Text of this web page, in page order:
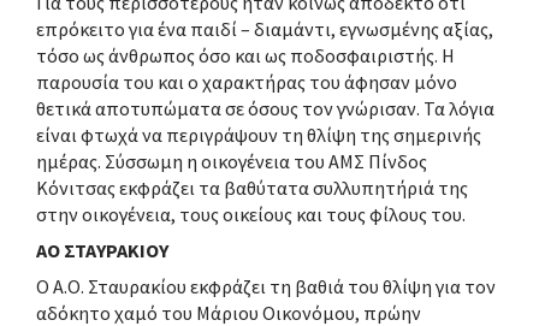
επρόκειτο για ένα παιδί – διαμάντι, εγνωσμένης αξίας,
τόσο ως άνθρωπος όσο και ως ποδοσφαιριστής. Η
παρουσία του και ο χαρακτήρας του άφησαν μόνο
θετικά αποτυπώματα σε όσους τον γνώρισαν. Τα λόγια
είναι φτωχά να περιγράψουν τη θλίψη της σημερινής
ημέρας. Σύσσωμη η οικογένεια του ΑΜΣ Πίνδος
Κόνιτσας εκφράζει τα βαθύτατα συλλυπητήριά της
στην οικογένεια, τους οικείους και τους φίλους του.
ΑΟ ΣΤΑΥΡΑΚΙΟΥ
Ο Α.Ο. Σταυρακίου εκφράζει τη βαθιά του θλίψη για τον
αδόκητο χαμό του Μάριου Οικονόμου, πρώην